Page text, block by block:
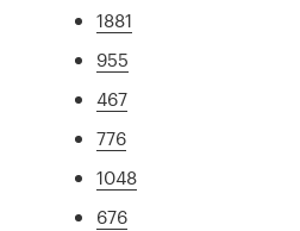
1881
955
467
776
1048
676